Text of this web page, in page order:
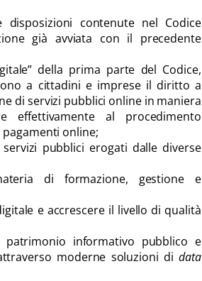
disposizioni contenute nel Codice
già avviata con il precedente
della prima parte del Codice,
a cittadini e imprese il diritto a
di servizi pubblici online in maniera
effettivamente al procedimento
online;
pubblici erogati dalle diverse
di formazione, gestione e
e accrescere il livello di qualità
informativo pubblico e
moderne soluzioni didata